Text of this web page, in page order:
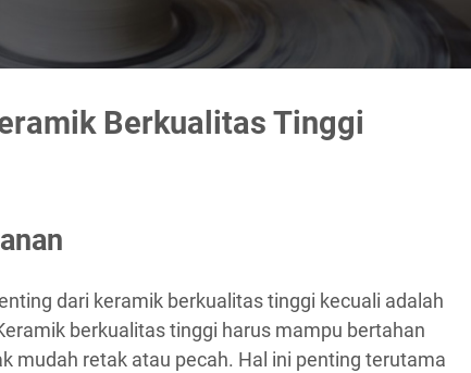
Berkualitas Tinggi
dari keramik berkualitas tinggi kecuali adalah
berkualitas tinggi harus mampu bertahan
mudah retak atau pecah. Hal ini penting terutama